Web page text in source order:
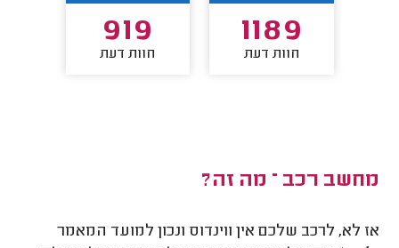
1189
חוות דעת
919
חוות דעת
מחשב רכב – מה זה?
אז לא, לרכב שלכם אין ווינדוס ונכון למועד המאמר